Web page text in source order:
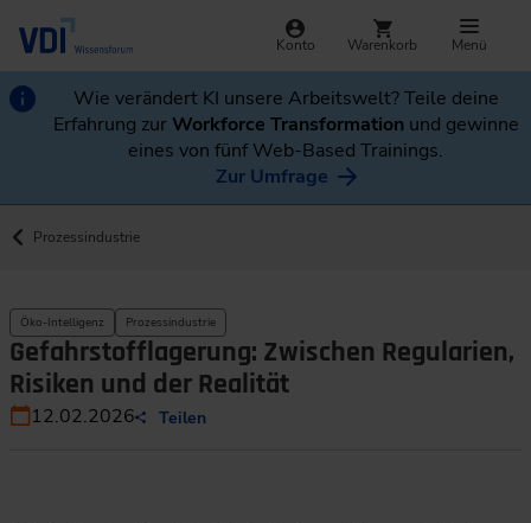
Konto Warenkorb Menü
Wie verändert KI unsere Arbeitswelt? Teile deine
Erfahrung zurWorkforce Transformation und gewinne
eines von fünf Web-Based Trainings.
Zur Umfrage
Prozessindustrie
Öko-Intelligenz Prozessindustrie
Gefahrstofflagerung: Zwischen Regularien,
Risiken und der Realität
12.02.2026 Teilen